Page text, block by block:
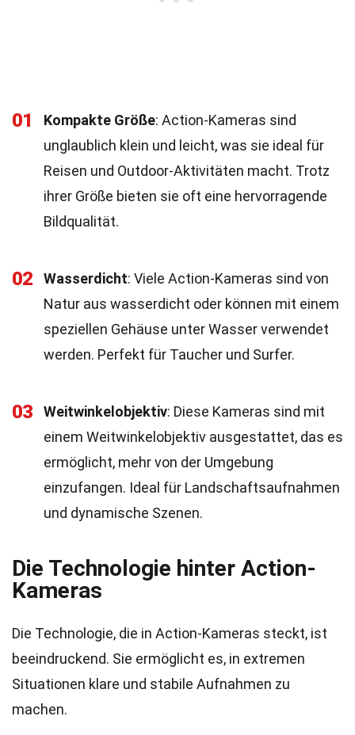
01 Kompakte Größe: Action-Kameras sind
unglaublich klein und leicht, was sie ideal für
Reisen und Outdoor-Aktivitäten macht. Trotz
ihrer Größe bieten sie oft eine hervorragende
Bildqualität.
02 Wasserdicht: Viele Action-Kameras sind von
Natur aus wasserdicht oder können mit einem
speziellen Gehäuse unter Wasser verwendet
werden. Perfekt für Taucher und Surfer.
03 Weitwinkelobjektiv: Diese Kameras sind mit
einem Weitwinkelobjektiv ausgestattet, das es
ermöglicht, mehr von der Umgebung
einzufangen. Ideal für Landschaftsaufnahmen
und dynamische Szenen.
Die Technologie hinter Action-
Kameras
Die Technologie, die in Action-Kameras steckt, ist
beeindruckend. Sie ermöglicht es, in extremen
Situationen klare und stabile Aufnahmen zu
machen.